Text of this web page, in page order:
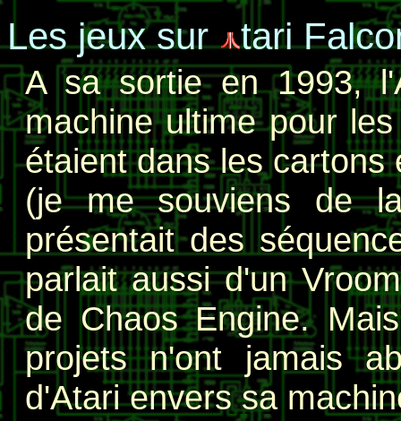
Les jeux sur tari
A sa sortie en 1993,
machine ultime pour
étaient dans les
(je me souviens de
présentait des
parlait aussi d'un
de Chaos Engine.
projets n'ont jamais
d'Atari envers sa